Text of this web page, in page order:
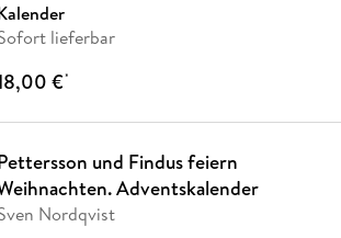
lieferbar
€*
und Findus feiern
Adventskalender
Nordqvist